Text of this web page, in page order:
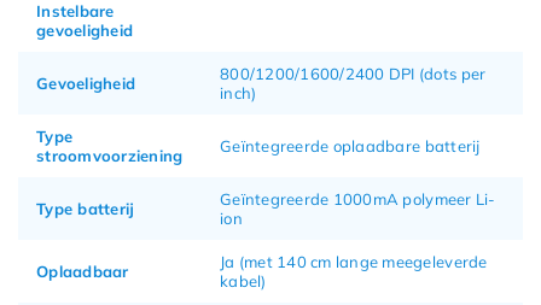
Instelbare
gevoeligheid
Gevoeligheid
800/1200/1600/2400 DPI (dots per
inch)
Type
stroomvoorziening
Geïntegreerde oplaadbare batterij
Type batterij
Geïntegreerde 1000mA polymeer Li-
ion
Oplaadbaar
Ja (met 140 cm lange meegeleverde
kabel)